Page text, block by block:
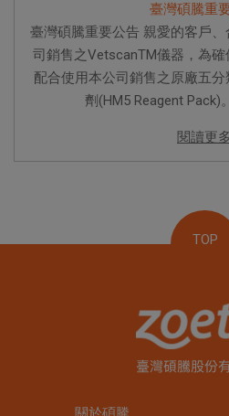
臺灣碩騰重
臺灣碩騰重要公告 親愛的客戶
司銷售之VetscanTM儀器，為
配合使用本公司銷售之原廠五
劑(HM5 Reagent Pack)
閱讀更多
TOP